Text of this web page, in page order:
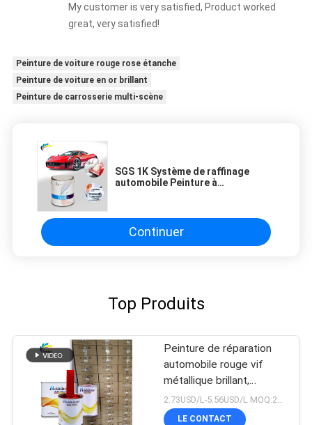
My customer is very satisfied, Product worked
great, very satisfied!
Peinture de voiture rouge rose étanche
Peinture de voiture en or brillant
Peinture de carrosserie multi-scène
SGS 1K Système de raffinage
automobile Peinture à
Continuer
Top Produits
Peinture de réparation
automobile rouge vif
métallique brillant,
assortiment de couleurs
de qualité usine d'origine
2.73USD/L-5.56USD/L MOQ:200L
LE CONTACT